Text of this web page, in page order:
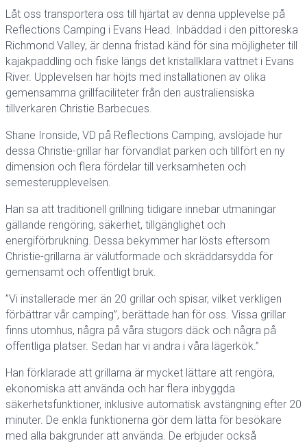
Låt oss transportera oss till hjärtat av denna upplevelse på
Reflections Camping i Evans Head. Inbäddad i den pittoreska
Richmond Valley, är denna fristad känd för sina möjligheter till
kajakpaddling och fiske längs det kristallklara vattnet i Evans
River. Upplevelsen har höjts med installationen av olika
gemensamma grillfaciliteter från den australiensiska
tillverkaren Christie Barbecues.
Shane Ironside, VD på Reflections Camping, avslöjade hur
dessa Christie-grillar har förvandlat parken och tillfört en ny
dimension och flera fördelar till verksamheten och
semesterupplevelsen.
Han sa att traditionell grillning tidigare innebar utmaningar
gällande rengöring, säkerhet, tillgänglighet och
energiförbrukning. Dessa bekymmer har lösts eftersom
Christie-grillarna är välutformade och skräddarsydda för
gemensamt och offentligt bruk.
”Vi installerade mer än 20 grillar och spisar, vilket verkligen
förbättrar vår camping”, berättade han för oss. Vissa grillar
finns utomhus, några på våra stugors däck och några på
offentliga platser. Sedan har vi andra i våra lägerkök.”
Han förklarade att grillarna är mycket lättare att rengöra,
ekonomiska att använda och har flera inbyggda
säkerhetsfunktioner, inklusive automatisk avstängning efter 20
minuter. De enkla funktionerna gör dem lätta för besökare
med alla bakgrunder att använda. De erbjuder också